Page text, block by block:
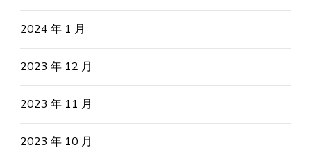
2024 年 1 月
2023 年 12 月
2023 年 11 月
2023 年 10 月